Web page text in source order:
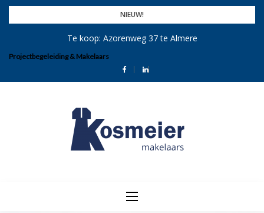
Skip
NIEUW!
Te koop: Azorenweg 37 te Almere
Projectbegeleiding & Makelaars